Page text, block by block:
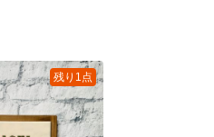
残り1点